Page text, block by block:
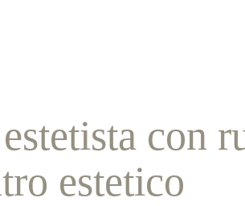
con
estetico